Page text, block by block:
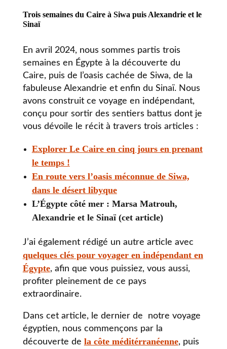
Trois semaines du Caire à Siwa puis Alexandrie et le
Sinaï
En avril 2024, nous sommes partis trois
semaines en Égypte à la découverte du
Caire, puis de l’oasis cachée de Siwa, de la
fabuleuse Alexandrie et enfin du Sinaï. Nous
avons construit ce voyage en indépendant,
conçu pour sortir des sentiers battus dont je
vous dévoile le récit à travers trois articles :
Explorer Le Caire en cinq jours en prenant
le temps !
En route vers l’oasis méconnue de Siwa,
dans le désert libyque
L’Égypte côté mer : Marsa Matrouh,
Alexandrie et le Sinaï (cet article)
J’ai également rédigé un autre article avec
quelques clés pour voyager en indépendant en
Égypte, afin que vous puissiez, vous aussi,
profiter pleinement de ce pays
extraordinaire.
Dans cet article, le dernier de notre voyage
égyptien, nous commençons par la
découverte de la côte méditérranéenne, puis